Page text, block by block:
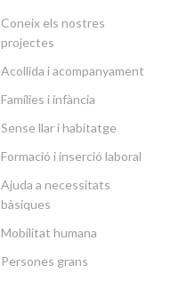
Coneix els nostres
projectes
Acollida i acompanyament
Famílies i infància
Sense llar i habitatge
Formació i inserció laboral
Ajuda a necessitats
bàsiques
Mobilitat humana
Persones grans